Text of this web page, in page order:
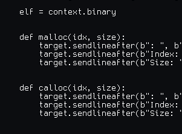
elf = context.binary
def malloc(idx, size):
target.sendlineafter(b": ",
target.sendlineafter(b"Size:
def calloc(idx, size):
target.sendlineafter(b": ",
target.sendlineafter(b"Size: